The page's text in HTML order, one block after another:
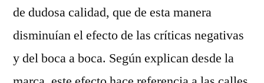
de dudosa calidad, que de esta manera
disminuían el efecto de las críticas negativas
y del boca a boca. Según explican desde la